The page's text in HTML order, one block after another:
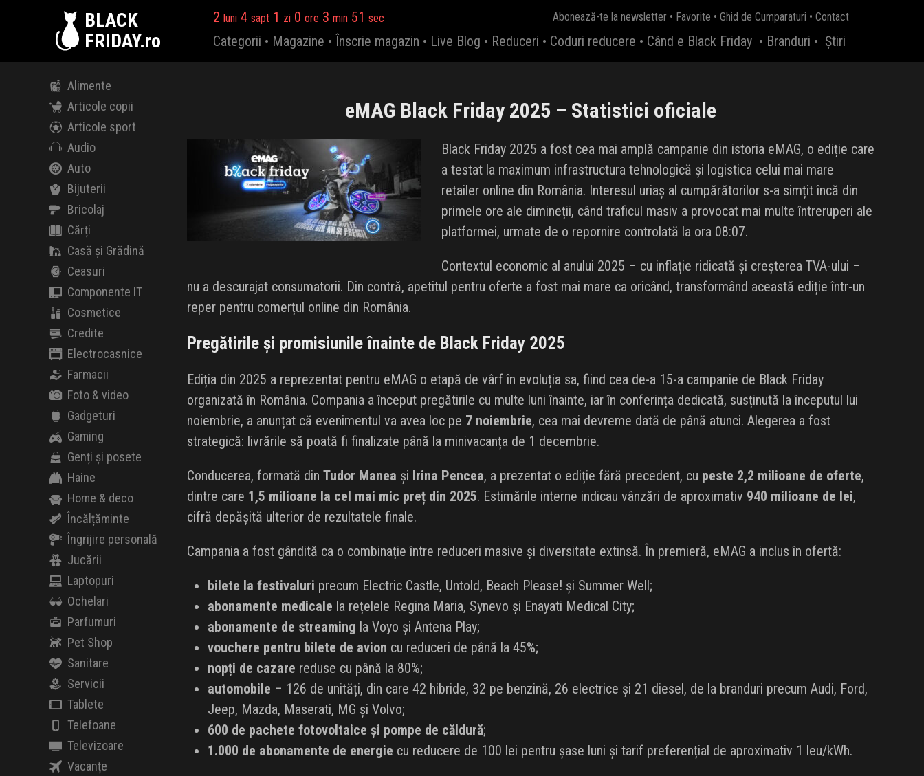
BLACK
FRIDAY.ro
2 luni 4 sapt 1 zi 0 ore 3 min 50 sec Abonează-te la newsletter • Favorite • Ghid de Cumparaturi • Contact
Categorii • Magazine • Înscrie magazin • Live Blog • Reduceri • Coduri reducere • Când e Black Friday • Branduri • Știri
Alimente
Articole copii
Articole sport
Audio
Auto
Bijuterii
Bricolaj
Cărți
Casă și Grădină
Ceasuri
Componente IT
Cosmetice
Credite
Electrocasnice
Farmacii
Foto & video
Gadgeturi
Gaming
Genți și posete
Haine
Home & deco
Încălțăminte
Îngrijire personală
Jucării
Laptopuri
Ochelari
Parfumuri
Pet Shop
Sanitare
Servicii
Tablete
Telefoane
Televizoare
Vacanțe
eMAG Black Friday 2025 – Statistici oficiale
Black Friday 2025 a fost cea mai amplă campanie din istoria eMAG, o ediție care
a testat la maximum infrastructura tehnologică și logistica celui mai mare
retailer online din România. Interesul uriaș al cumpărătorilor s-a simțit încă din
primele ore ale dimineții, când traficul masiv a provocat mai multe întreruperi ale
platformei, urmate de o repornire controlată la ora 08:07.
Contextul economic al anului 2025 – cu inflație ridicată și creșterea TVA-ului –
nu a descurajat consumatorii. Din contră, apetitul pentru oferte a fost mai mare ca oricând, transformând această ediție într-un
reper pentru comerțul online din România.
Pregătirile și promisiunile înainte de Black Friday 2025
Ediția din 2025 a reprezentat pentru eMAG o etapă de vârf în evoluția sa, fiind cea de-a 15-a campanie de Black Friday
organizată în România. Compania a început pregătirile cu multe luni înainte, iar în conferința dedicată, susținută la începutul lui
noiembrie, a anunțat că evenimentul va avea loc pe 7 noiembrie, cea mai devreme dată de până atunci. Alegerea a fost
strategică: livrările să poată fi finalizate până la minivacanța de 1 decembrie.
Conducerea, formată din Tudor Manea și Irina Pencea, a prezentat o ediție fără precedent, cu peste 2,2 milioane de oferte,
dintre care 1,5 milioane la cel mai mic preț din 2025. Estimările interne indicau vânzări de aproximativ 940 milioane de lei,
cifră depășită ulterior de rezultatele finale.
Campania a fost gândită ca o combinație între reduceri masive și diversitate extinsă. În premieră, eMAG a inclus în ofertă:
bilete la festivaluri precum Electric Castle, Untold, Beach Please! și Summer Well;
abonamente medicale la rețelele Regina Maria, Synevo și Enayati Medical City;
abonamente de streaming la Voyo și Antena Play;
vouchere pentru bilete de avion cu reduceri de până la 45%;
nopți de cazare reduse cu până la 80%;
automobile – 126 de unități, din care 42 hibride, 32 pe benzină, 26 electrice și 21 diesel, de la branduri precum Audi, Ford,
Jeep, Mazda, Maserati, MG și Volvo;
600 de pachete fotovoltaice și pompe de căldură;
1.000 de abonamente de energie cu reducere de 100 lei pentru șase luni și tarif preferențial de aproximativ 1 leu/kWh.